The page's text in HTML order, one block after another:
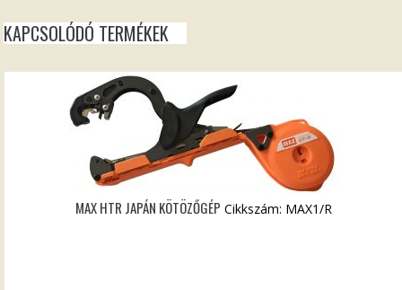
KAPCSOLÓDÓ TERMÉKEK
MAX HTR JAPÁN KÖTÖZŐGÉP Cikkszám: MAX1/R